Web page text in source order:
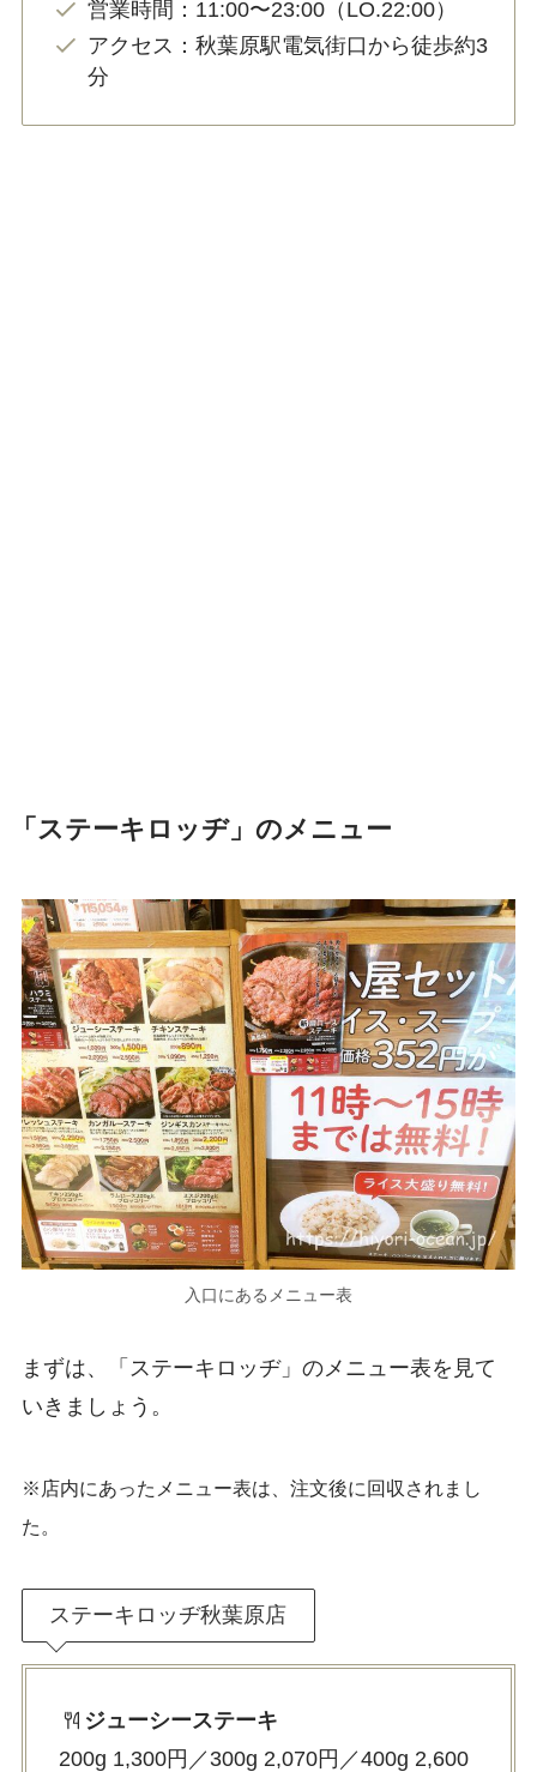
営業時間：11:00〜23:00（LO.22:00）
アクセス：秋葉原駅電気街口から徒歩約3
分
「ステーキロッヂ」のメニュー
入口にあるメニュー表
まずは、「ステーキロッヂ」のメニュー表を見て
いきましょう。
※店内にあったメニュー表は、注文後に回収されまし
た。
ステーキロッヂ秋葉原店
ジューシーステーキ
200g 1,300円／300g 2,070円／400g 2,600